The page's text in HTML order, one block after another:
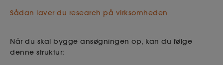
Sådan laver du research på virksomheden
Når du skal bygge ansøgningen op, kan du følge
denne struktur: